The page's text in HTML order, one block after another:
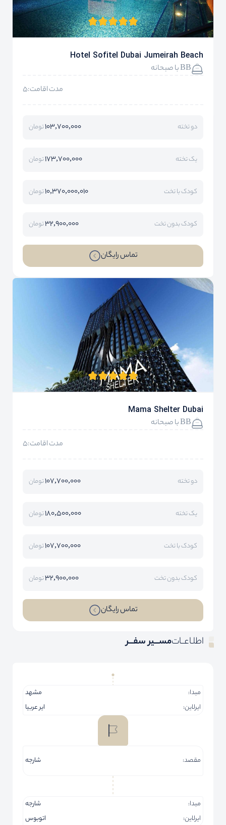
Hotel Sofitel Dubai Jumeirah Beach
BB با صبحانه
مدت اقامت:5
دو تخته 103,700,000تومان
یک تخته 173,700,000تومان
کودک با تخت 10,370,000,010تومان
کودک بدون تخت 32,900,000تومان
تماس رایگان
Mama Shelter Dubai
BB با صبحانه
مدت اقامت:5
دو تخته 107,700,000تومان
یک تخته 180,500,000تومان
کودک با تخت 107,700,000تومان
کودک بدون تخت 32,900,000تومان
تماس رایگان
اطلـاعــاتمســـیر سفـــر
مبدا:
مشهد
ایرلاین:
ایر عربیا
مقصد: شارجه
مبدا:
شارجه
ایرلاین:
اتوبوس